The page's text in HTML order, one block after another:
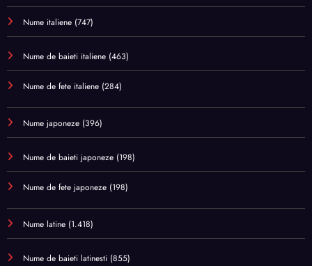
Nume italiene (747)
Nume de baieti italiene (463)
Nume de fete italiene (284)
Nume japoneze (396)
Nume de baieti japoneze (198)
Nume de fete japoneze (198)
Nume latine (1.418)
Nume de baieti latinesti (855)